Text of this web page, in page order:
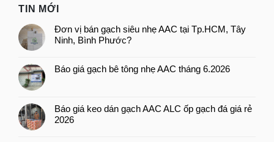
TIN MỚI
Đơn vị bán gạch siêu nhẹ AAC tại Tp.HCM, Tây
Ninh, Bình Phước?
Báo giá gạch bê tông nhẹ AAC tháng 6.2026
Báo giá keo dán gạch AAC ALC ốp gạch đá giá rẻ
2026